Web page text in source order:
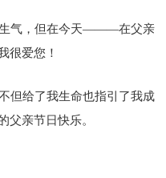
生气，但在今天———在父亲
很爱您！
但给了我生命也指引了我成
父亲节日快乐。